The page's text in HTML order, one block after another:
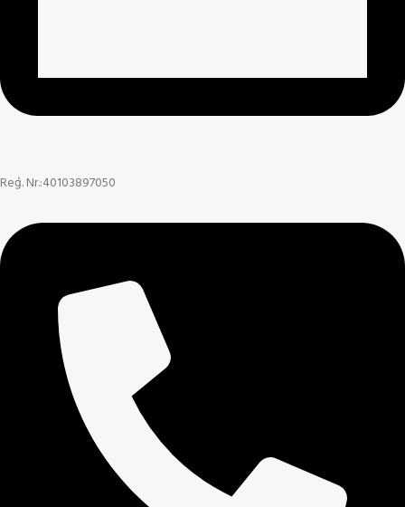
Reģ. Nr.:40103897050